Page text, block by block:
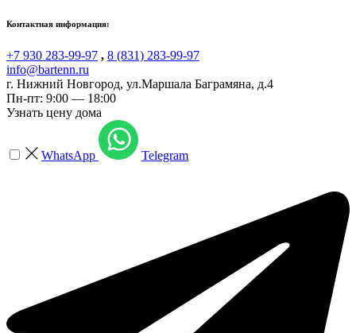
Контактная информация:
+7 930 283-99-97 , 8 (831) 283-99-97
info@bartenn.ru
г. Нижний Новгород, ул.Маршала Баграмяна, д.4
Пн-пт: 9:00 — 18:00
Узнать цену дома
WhatsApp Telegram